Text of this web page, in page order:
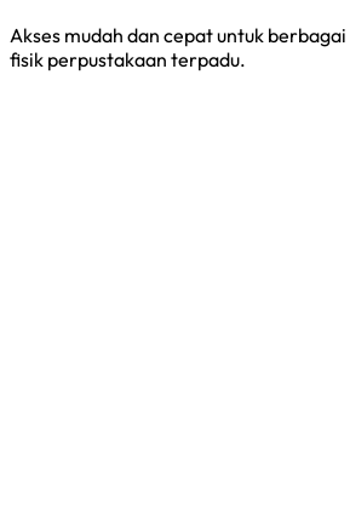
Akses mudah dan cepat untuk
fisik perpustakaan terpadu.